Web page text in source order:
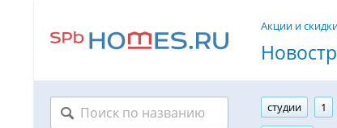
Акции и
студии 1